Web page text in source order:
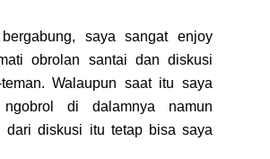
saya sangat enjoy
obrolan santai dan diskusi
Walaupun saat itu saya
di dalamnya namun
dari diskusi itu tetap bisa saya